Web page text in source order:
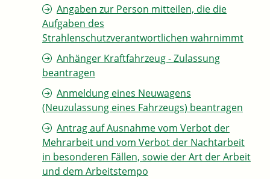
Angaben zur Person mitteilen, die die
Aufgaben des
Strahlenschutzverantwortlichen wahrnimmt
Anhänger Kraftfahrzeug - Zulassung
beantragen
Anmeldung eines Neuwagens
(Neuzulassung eines Fahrzeugs) beantragen
Antrag auf Ausnahme vom Verbot der
Mehrarbeit und vom Verbot der Nachtarbeit
in besonderen Fällen, sowie der Art der Arbeit
und dem Arbeitstempo